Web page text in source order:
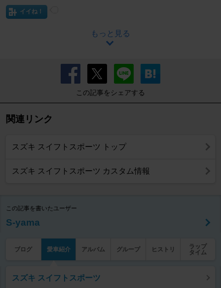
イイね！
もっと見る
この記事をシェアする
関連リンク
スズキ スイフトスポーツ トップ
スズキ スイフトスポーツ カスタム情報
この記事を書いたユーザー
S-yama
ブログ 愛車紹介 アルバム グループ ヒストリ
ラップ
タイム
スズキ スイフトスポーツ